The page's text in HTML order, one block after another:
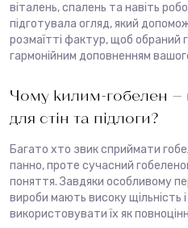
віталень, спалень та навіть
підготувала огляд, який
розмаїтті фактур, щоб обраний
гармонійним доповненням
Чому килим-гобелен —
для стін та підлоги?
Багато хто звик сприймати
панно, проте сучасний
поняття. Завдяки особливому
вироби мають високу щільність
використовувати їх як